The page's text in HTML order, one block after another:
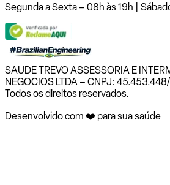
Segunda a Sexta – 08h às 19h |
SAUDE TREVO ASSESSORIA E
NEGOCIOS LTDA – CNPJ:
Todos os direitos reservados.
Desenvolvido com ❤️ para sua saúde